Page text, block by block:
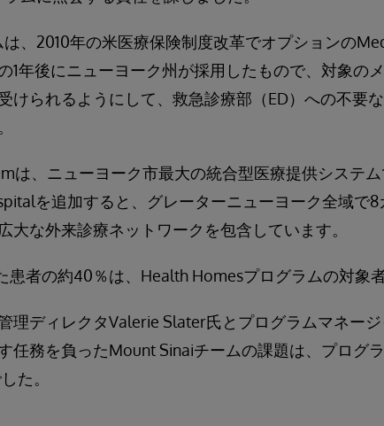
、2010年の米医療保険制度改革でオプションの
1年後にニューヨーク州が採用したもので、対象の
けられるようにして、救急診療部（ED）への不要
は、ニューヨーク市最大の統合型医療提供システ
を追加すると、グレーターニューヨーク全域で
大な外来診療ネットワークを包含しています。
患者の約40％は、Health Homesプログラムの対象者
理ディレクタValerie Slater氏とプログラムマネー
任務を負ったMount Sinaiチームの課題は、プログ
た。